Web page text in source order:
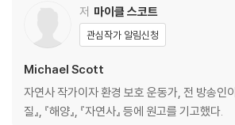
파닥이는 털 128 / 집중 조명: 짚신벌레 130 / 기
로 헤엄치기 134 / 섬모가 만든 빗 136 / 단순한
46 / 관족 148 / 수면에서 살기 150 / 집중 조명:
달리는 발 154 / 늘였다 줄였다 할 수 있는 다리
58 / 새총처럼 날아가기 160 / 다리로 뛰어오르
저 마이클 스코트
관심작가 알림신청
Michael Scott
자연사 작가이자 환경 보호 운동가, 전 방송인
질』, 『해양』, 『자연사』 등에 원고를 기고했다.